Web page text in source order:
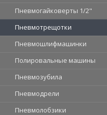
Пневмогайковерты 1/2"
Пневмотрещотки
Пневмошлифмашинки
Полировальные машины
Пневмозубила
Пневмодрели
Пневмолобзики